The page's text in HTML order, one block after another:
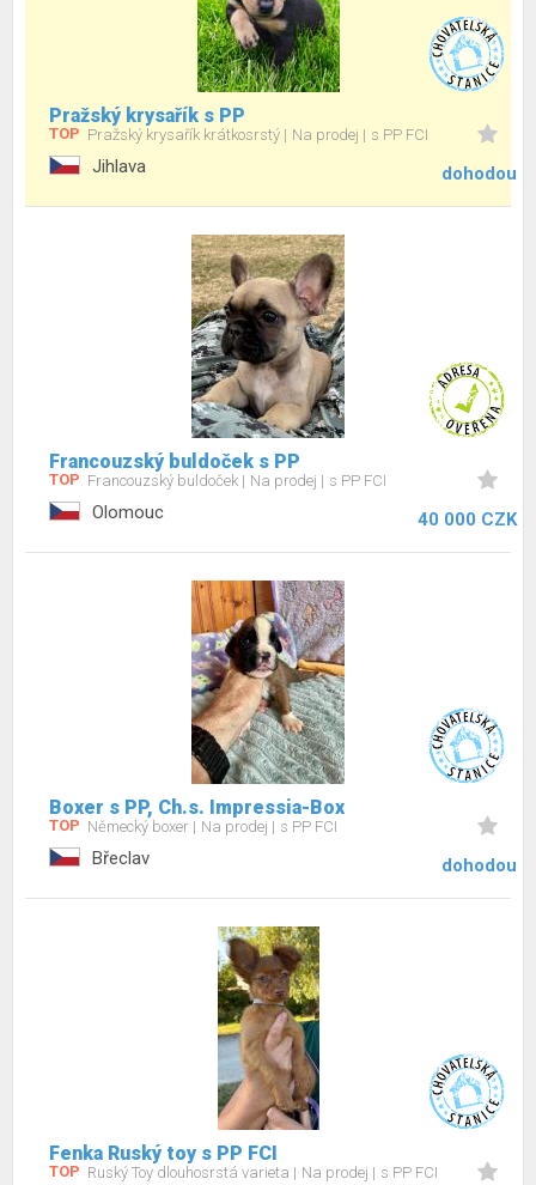
Pražský krysařík s PP
TOP Pražský krysařík krátkosrstý Na prodej s PP FCI
Jihlava dohodou
Francouzský buldoček s PP
TOP Francouzský buldoček Na prodej s PP FCI
Olomouc 40 000 CZK
Boxer s PP, Ch.s. Impressia-Box
TOP Německý boxer Na prodej s PP FCI
Břeclav dohodou
Fenka Ruský toy s PP FCI
TOP Ruský Toy dlouhosrstá varieta Na prodej s PP FCI